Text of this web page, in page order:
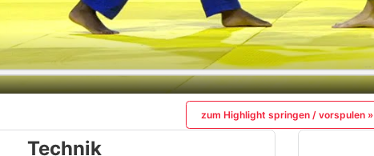
zum Highlight springen / vorspulen »
Technik